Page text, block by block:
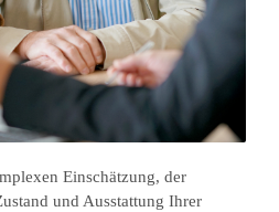
Einschätzung, der
und Ausstattung Ihrer